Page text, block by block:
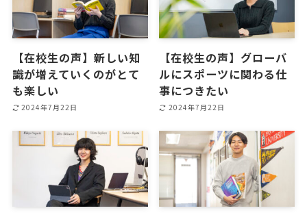
【在校生の声】新しい知
識が増えていくのがとて
も楽しい
2024年7月22日
【在校生の声】グローバ
ルにスポーツに関わる仕
事につきたい
2024年7月22日